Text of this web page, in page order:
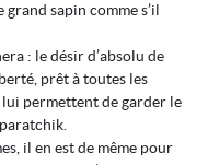
sapin comme s’il
: le désir d’absolu de
prêt à toutes les
permettent de garder le
il en est de même pour